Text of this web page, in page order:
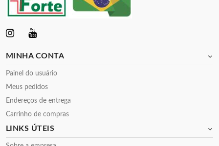
MINHA CONTA
Painel do usuário
Meus pedidos
Endereços de entrega
Carrinho de compras
LINKS ÚTEIS